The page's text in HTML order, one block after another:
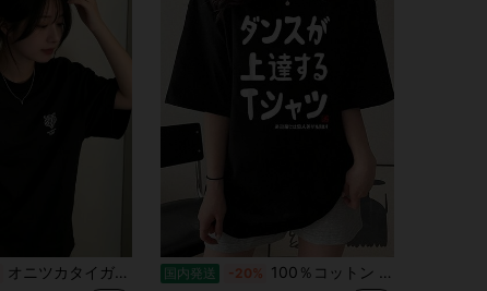
オニツカタイガー 花柄 トラ T シャツ レディース 半袖 綿 ホワイト オーバーサイズ カジュアル おしゃれ 国内発送 -20% 100％コットン ユニセックス ダンスが上達する ダンス部 ダンス好き ダンサー ヒップホップ 願掛け ゲン担ぎ Tシャツ ユニセックスプリントTシャツ